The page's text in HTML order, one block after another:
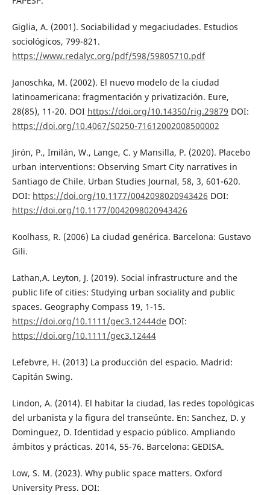
Giglia, A. (2001). Sociabilidad y megaciudades. Estudios
sociológicos, 799-821.
https://www.redalyc.org/pdf/598/59805710.pdf
Janoschka, M. (2002). El nuevo modelo de la ciudad
latinoamericana: fragmentación y privatización. Eure,
28(85), 11-20. DOI https://doi.org/10.14350/rig.29879 DOI:
https://doi.org/10.4067/S0250-71612002008500002
Jirón, P., Imilán, W., Lange, C. y Mansilla, P. (2020). Placebo
urban interventions: Observing Smart City narratives in
Santiago de Chile. Urban Studies Journal, 58, 3, 601-620.
DOI: https://doi.org/10.1177/0042098020943426 DOI:
https://doi.org/10.1177/0042098020943426
Koolhass, R. (2006) La ciudad genérica. Barcelona: Gustavo
Gili.
Lathan,A. Leyton, J. (2019). Social infrastructure and the
public life of cities: Studying urban sociality and public
spaces. Geography Compass 19, 1-15.
https://doi.org/10.1111/gec3.12444deDOI:
https://doi.org/10.1111/gec3.12444
Lefebvre, H. (2013) La producción del espacio. Madrid:
Capitán Swing.
Lindon, A. (2014). El habitar la ciudad, las redes topológicas
del urbanista y la figura del transeúnte. En: Sanchez, D. y
Dominguez, D. Identidad y espacio público. Ampliando
ámbitos y prácticas. 2014, 55-76. Barcelona: GEDISA.
Low, S. M. (2023). Why public space matters. Oxford
University Press. DOI: